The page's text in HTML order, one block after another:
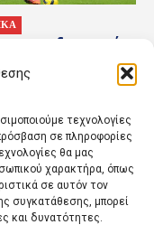
τεχνολογίες
σε πληροφορίες
θα μας
χαρακτήρα, όπως
σε αυτόν τον
συγκατάθεσης, μπορεί
και δυνατότητες.
για τον δανεισμό
Μόουρα
Πόρτο